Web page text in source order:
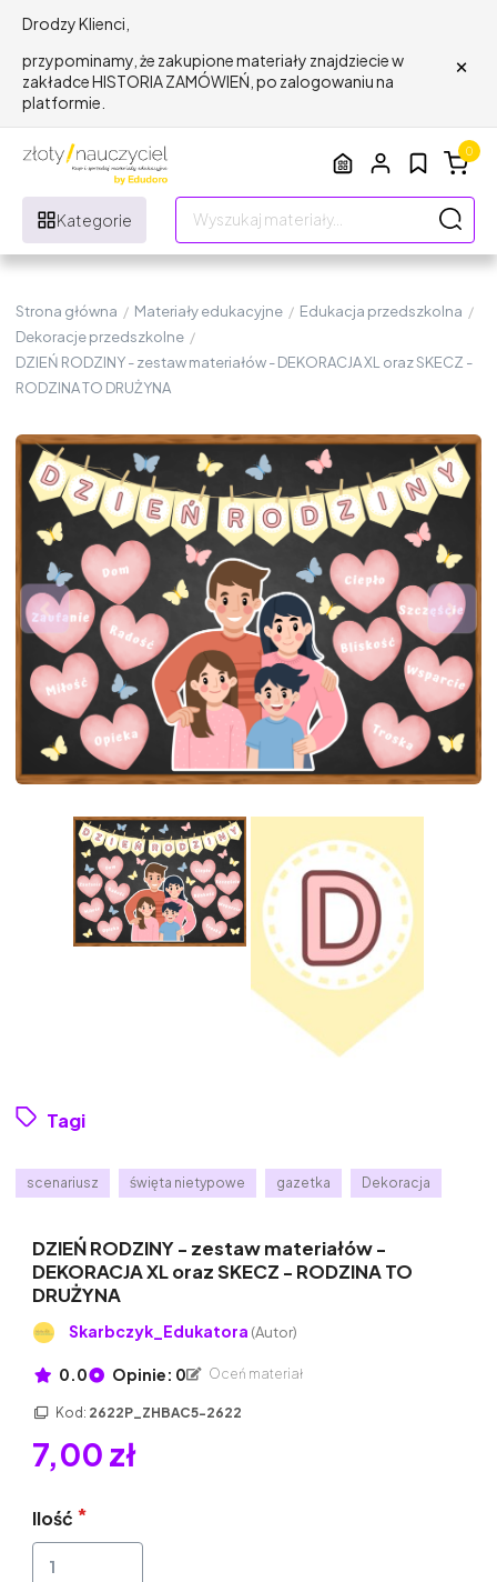
Drodzy Klienci,
przypominamy, że zakupione materiały znajdziecie w
zakładce HISTORIA ZAMÓWIEŃ, po zalogowaniu na
platformie.
×
Kategorie
0
Strona główna / Materiały edukacyjne / Edukacja przedszkolna /
Dekoracje przedszkolne /
DZIEŃ RODZINY - zestaw materiałów - DEKORACJA XL oraz SKECZ -
RODZINA TO DRUŻYNA
Tagi
scenariusz święta nietypowe gazetka Dekoracja
DZIEŃ RODZINY - zestaw materiałów -
DEKORACJA XL oraz SKECZ - RODZINA TO
DRUŻYNA
Skarbczyk_Edukatora (Autor)
0.0 Opinie: 0 Oceń materiał
Kod: 2622P_ZHBAC5-2622
7,00 zł
Ilość